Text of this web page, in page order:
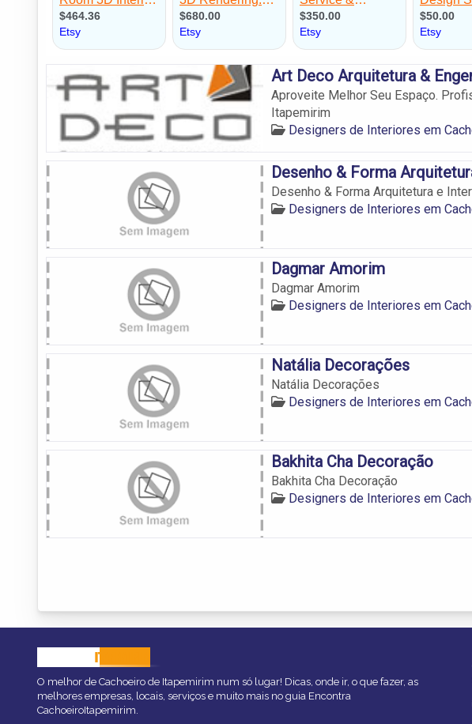
Art Deco Arquitetura &
Aproveite Melhor Seu Espaço.
Itapemirim
Designers de Interiores em
Desenho & Forma
Desenho & Forma Arquitetura e
Designers de Interiores em
Dagmar Amorim
Dagmar Amorim
Designers de Interiores em
Natália Decorações
Natália Decorações
Designers de Interiores em
Bakhita Cha Decoração
Bakhita Cha Decoração
Designers de Interiores em
ITAPEMIRIM
O melhor de Cachoeiro de Itapemirim num só lugar! Dicas, onde ir, o que fazer, as
melhores empresas, locais, serviços e muito mais no guia Encontra
CachoeiroItapemirim.